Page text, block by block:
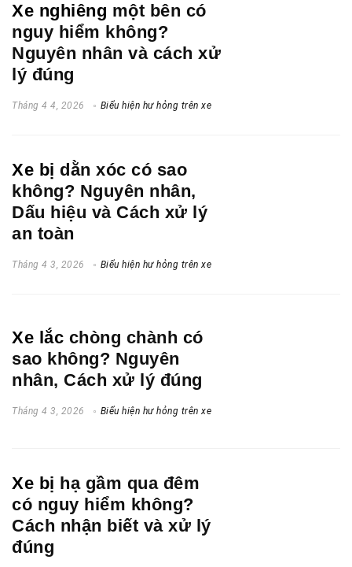
Xe nghiêng một bên có
nguy hiểm không?
Nguyên nhân và cách xử
lý đúng
Tháng 4 4, 2026 Biểu hiện hư hỏng trên xe
Xe bị dằn xóc có sao
không? Nguyên nhân,
Dấu hiệu và Cách xử lý
an toàn
Tháng 4 3, 2026 Biểu hiện hư hỏng trên xe
Xe lắc chòng chành có
sao không? Nguyên
nhân, Cách xử lý đúng
Tháng 4 3, 2026 Biểu hiện hư hỏng trên xe
Xe bị hạ gầm qua đêm
có nguy hiểm không?
Cách nhận biết và xử lý
đúng